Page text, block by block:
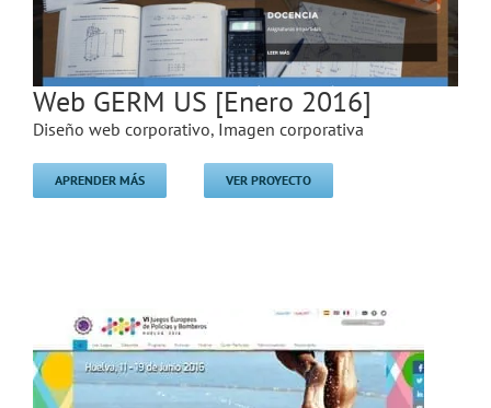
Web GERM US [Enero 2016]
Diseño web corporativo, Imagen corporativa
APRENDER MÁS VER PROYECTO